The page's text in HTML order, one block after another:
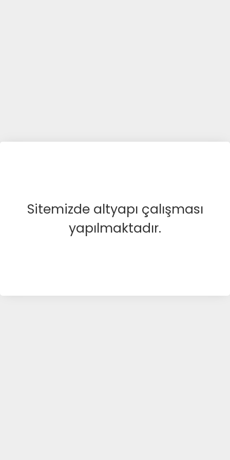
Sitemizde altyapı çalışması
yapılmaktadır.